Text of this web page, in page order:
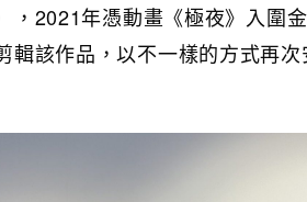
2021年憑動畫《極夜》入圍
該作品，以不一樣的方式再次